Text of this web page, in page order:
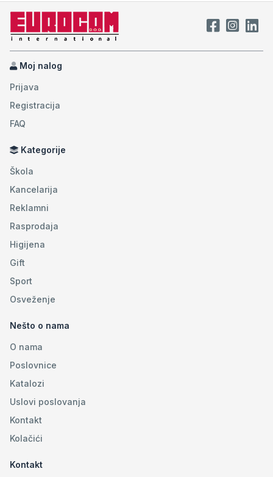
Moj nalog
Prijava
Registracija
FAQ
Kategorije
Škola
Kancelarija
Reklamni
Rasprodaja
Higijena
Gift
Sport
Osveženje
Nešto o nama
O nama
Poslovnice
Katalozi
Uslovi poslovanja
Kontakt
Kolačići
Kontakt